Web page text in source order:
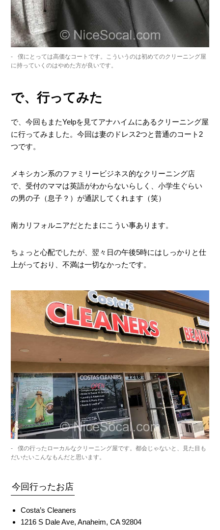
僕にとっては高価なコートです。こういうのは初めてのクリーニング屋
に持っていくのはやめた方が良いです。
で、行ってみた
で、今回もまたYelpを見てアナハイムにあるクリーニング屋
に行ってみました。今回は妻のドレス2つと普通のコート2
つです。
メキシカン系のファミリービジネス的なクリーニング店
で、受付のママは英語がわからないらしく、小学生ぐらい
の男の子（息子？）が通訳してくれます（笑）
南カリフォルニアだとたまにこうい事あります。
ちょっと心配でしたが、翌々日の午後5時にはしっかりと仕
上がっており、不満は一切なかったです。
僕の行ったローカルなクリーニング屋です。都会じゃないと、見た目も
だいたいこんなもんだと思います。
今回行ったお店
Costa’s Cleaners
1216 S Dale Ave, Anaheim, CA 92804